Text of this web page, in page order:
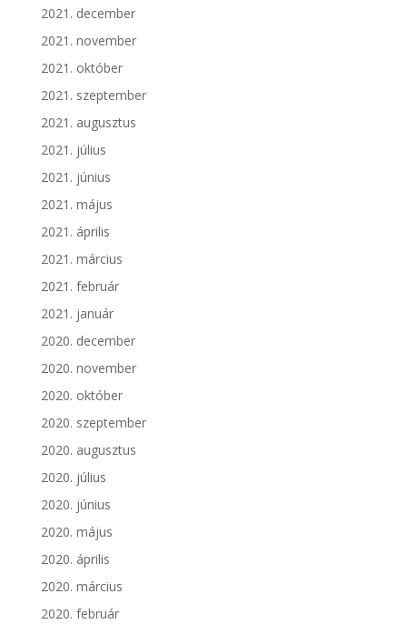
2021. december
2021. november
2021. október
2021. szeptember
2021. augusztus
2021. július
2021. június
2021. május
2021. április
2021. március
2021. február
2021. január
2020. december
2020. november
2020. október
2020. szeptember
2020. augusztus
2020. július
2020. június
2020. május
2020. április
2020. március
2020. február